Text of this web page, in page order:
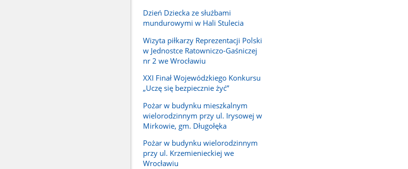
Dzień Dziecka ze służbami
mundurowymi w Hali Stulecia
Wizyta piłkarzy Reprezentacji Polski
w Jednostce Ratowniczo-Gaśniczej
nr 2 we Wrocławiu
XXI Finał Wojewódzkiego Konkursu
„Uczę się bezpiecznie żyć”
Pożar w budynku mieszkalnym
wielorodzinnym przy ul. Irysowej w
Mirkowie, gm. Długołęka
Pożar w budynku wielorodzinnym
przy ul. Krzemienieckiej we
Wrocławiu